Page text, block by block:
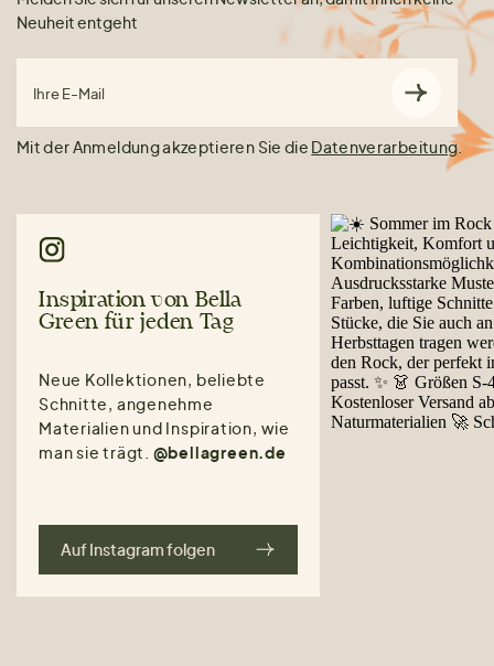
Neuheit entgeht
Ihre E-Mail
Mit der Anmeldung akzeptieren Sie die Datenverarbeitung.
Inspiration von Bella
Green für jeden Tag
Neue Kollektionen, beliebte
Schnitte, angenehme
Materialien und Inspiration, wie
man sie trägt. @bellagreen.de
Auf Instagram folgen